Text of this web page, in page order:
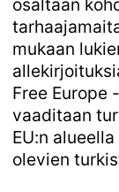
mukaan
Free Europe
vaaditaan
EU:n
olevien